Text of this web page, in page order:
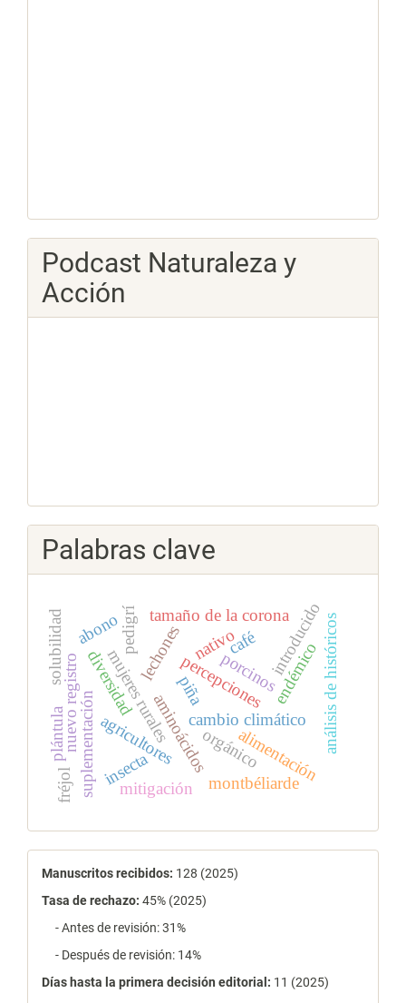
Podcast Naturaleza y
Acción
Palabras clave
mujeres ruralespercepciones
cambio climático
agricultores alimentación
suplementación
porcinos
lechones
aminoácidos
diversidad
insecta
endémico
nativo introducido
nuevo registro
tamaño de la corona
piña análisis de históricos
montbéliarde
pedigrí
solubilidad
mitigación
café
abono
orgánico
plántula
fréjol
estadísticas
Manuscritos recibidos: 128 (2025)
Tasa de rechazo: 45% (2025)
- Antes de revisión: 31%
- Después de revisión: 14%
Días hasta la primera decisión editorial: 11 (2025)